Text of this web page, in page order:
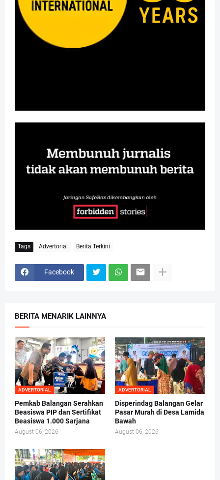
Tags Advertorial Berita Terkini
Facebook
BERITA MENARIK LAINNYA
ADVERTORIAL
Pemkab Balangan Serahkan
Beasiswa PIP dan Sertifikat
Beasiswa 1.000 Sarjana
August 06, 2026
ADVERTORIAL
Disperindag Balangan Gelar
Pasar Murah di Desa Lamida
Bawah
August 06, 2026